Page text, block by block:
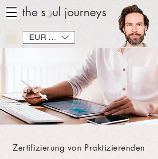
the soul journeys
EUR (€)
Zertifizierung von Praktizierenden